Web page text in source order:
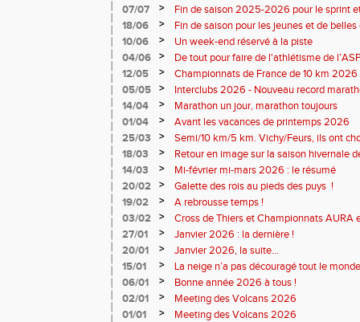
07/07 >
Fin de saison 2025-2026 pour le sprint
18/06
>
Fin de saison pour les jeunes et de
10/06
>
Un week-end réservé à la piste
04/06
>
De tout pour faire de l'athlétisme de
monde souriant
12/05 >
Championnats de France de 10 km
Soirées piste
05/05 >
Interclubs 2026 - Nouveau record
résultats
14/04 >
Marathon un jour, marathon toujours
01/04
>
Avant les vacances de printemps 2026
25/03
>
Semi/10 km/5 km. Vichy/Feurs, ils ont
18/03
>
Retour en image sur la saison hivernale
14/03
>
Mi-février mi-mars 2026 : le résumé
20/02
>
Galette des rois au pieds des puys !
19/02
>
A rebrousse temps !
03/02
>
Cross de Thiers et Championnats AURA
27/01
>
Janvier 2026 : la dernière !
20/01
>
Janvier 2026, la suite...
15/01
>
La neige n’a pas découragé tout le
06/01
>
Bonne année 2026 à tous !
02/01
>
Meeting des Volcans 2026
01/01
> Meeting des Volcans 2026